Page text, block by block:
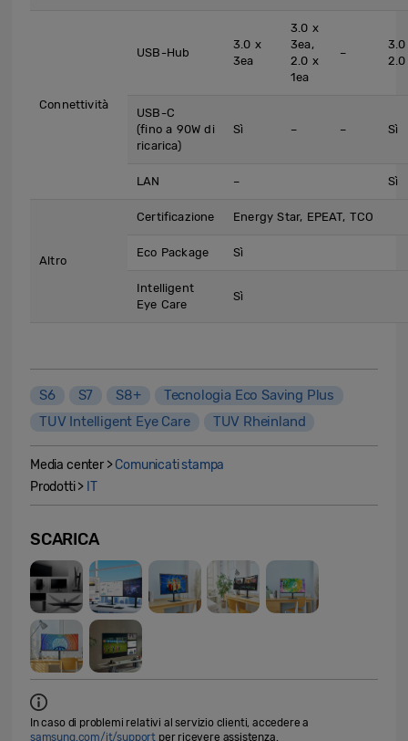
Connettività
USB-Hub
3.0 x
3ea
3.0 x
3ea,
2.0 x
1ea
–
3.0
2.0
USB-C
(fino a 90W di
ricarica)
Sì – – Sì
LAN – Sì
Altro
Certificazione Energy Star, EPEAT, TCO
Eco Package Sì
Intelligent
Eye Care
Sì
S6 S7 S8+
Tecnologia Eco Saving Plus
TUV Intelligent Eye Care
TUV Rheinland
Media center >Comunicati stampa
Prodotti > IT
SCARICA
In caso di problemi relativi al servizio clienti, accedere a
samsung.com/it/support per ricevere assistenza.